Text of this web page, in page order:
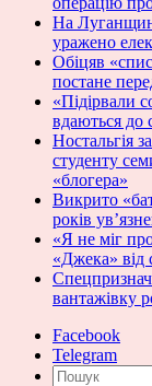
На
уражено
Обіцяв
постане
«Підірвали
вдаються до
Ностальгія
студенту
«блогера»
Викрито
років
«Я не міг
«Джека» від
вантажівку
Facebook
Telegram